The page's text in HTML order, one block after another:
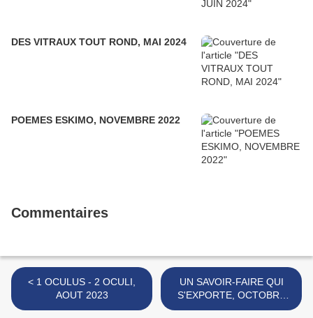
DES VITRAUX TOUT ROND, MAI 2024
POEMES ESKIMO, NOVEMBRE 2022
Commentaires
< 1 OCULUS - 2 OCULI,
AOUT 2023
UN SAVOIR-FAIRE QUI
S'EXPORTE, OCTOBRE
2023 >